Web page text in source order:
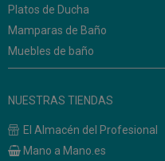
Platos de Ducha
Mamparas de Baño
Muebles de baño
NUESTRAS TIENDAS
El Almacén del Profesional
Mano a Mano.es